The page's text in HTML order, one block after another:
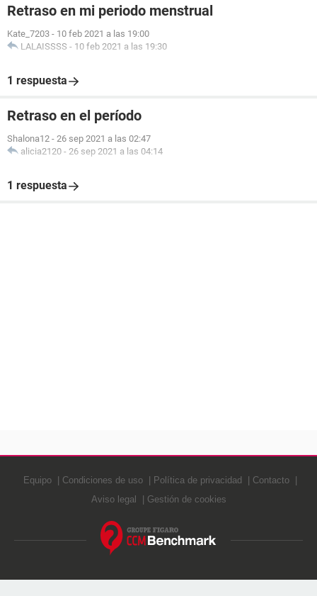
Retraso en mi periodo menstrual
Kate_7203 - 10 feb 2021 a las 19:00
LALAISSSS - 10 feb 2021 a las 19:30
1 respuesta
Retraso en el período
Shalona12 - 26 sep 2021 a las 02:47
alicia2120 - 26 sep 2021 a las 04:14
1 respuesta
Equipo Condiciones de uso Política de privacidad
Contacto
Aviso legal
Gestión de cookies